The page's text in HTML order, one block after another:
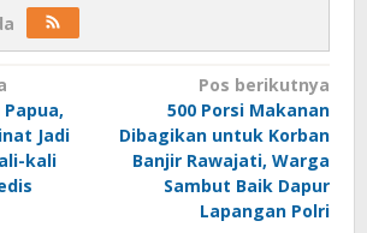
Papua,
Jadi
kali
Pos berikutnya
500 Porsi Makanan
Dibagikan untuk Korban
Banjir Rawajati, Warga
Sambut Baik Dapur
Lapangan Polri